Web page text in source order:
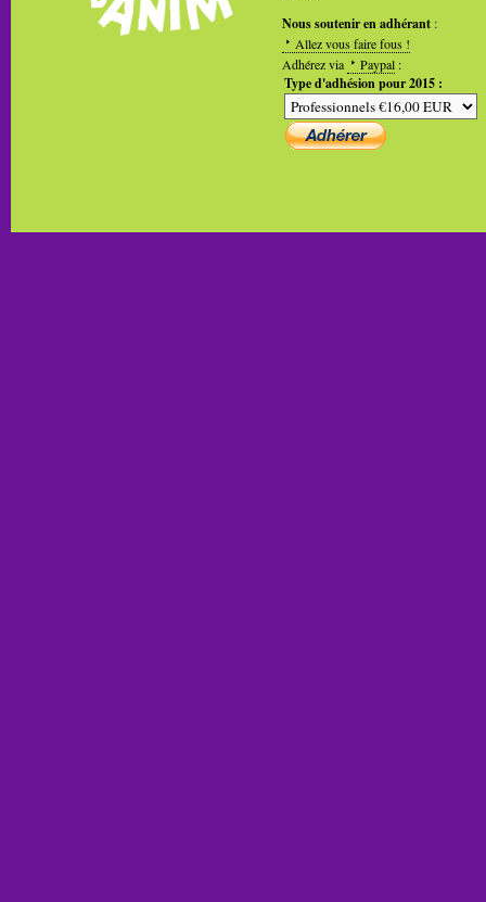
Nous soutenir en adhérant :
Allez vous faire fous !
Adhérez via
Paypal :
Type d'adhésion pour 2015 :